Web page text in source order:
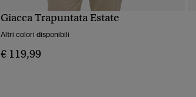
VISUALIZZAZIONE RAPIDA
Giacca Trapuntata Estate
Altri colori disponibili
€ 119,99